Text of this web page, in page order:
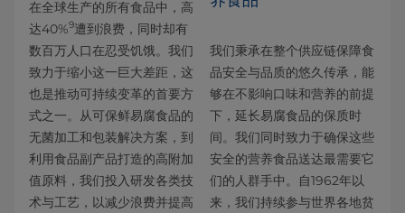
在全球生产的所有食品中，高
达40%9遭到浪费，同时却有
数百万人口在忍受饥饿。我们
致力于缩小这一巨大差距，这
也是推动可持续变革的首要方
式之一。从可保鲜易腐食品的
无菌加工和包装解决方案，到
利用食品副产品打造的高附加
值原料，我们投入研发各类技
术与工艺，以减少浪费并提高
我们秉承在整个供应链保障食
品安全与品质的悠久传承，能
够在不影响口味和营养的前提
下，延长易腐食品的保质时
间。我们同时致力于确保这些
安全的营养食品送达最需要它
们的人群手中。自1962年以
来，我们持续参与世界各地贫